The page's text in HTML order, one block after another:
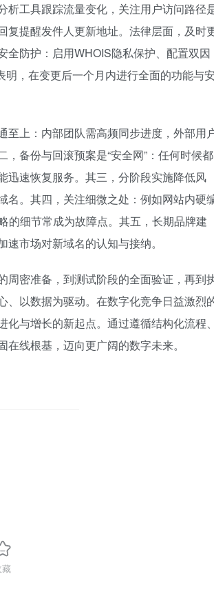
析工具跟踪流量变化，关注用户访问路径
复提醒发件人更新地址。法律层面，及时
全防护：启用WHOIS隐私保护、配置双因
，在变更后一个月内进行全面的功能与
至上：内部团队需高频同步进度，外部用
备份与回滚预案是“安全网”：任何时候都
迅速恢复服务。其三，分阶段实施降低风
名。其四，关注细微之处：例如网站内硬
的细节常成为故障点。其五，长期品牌建
市场对新域名的认知与接纳。
周密准备，到测试阶段的全面验证，再到
、以数据为驱动。在数字化竞争日益激烈
与增长的新起点。通过遵循结构化流程、
线根基，迈向更广阔的数字未来。
藏